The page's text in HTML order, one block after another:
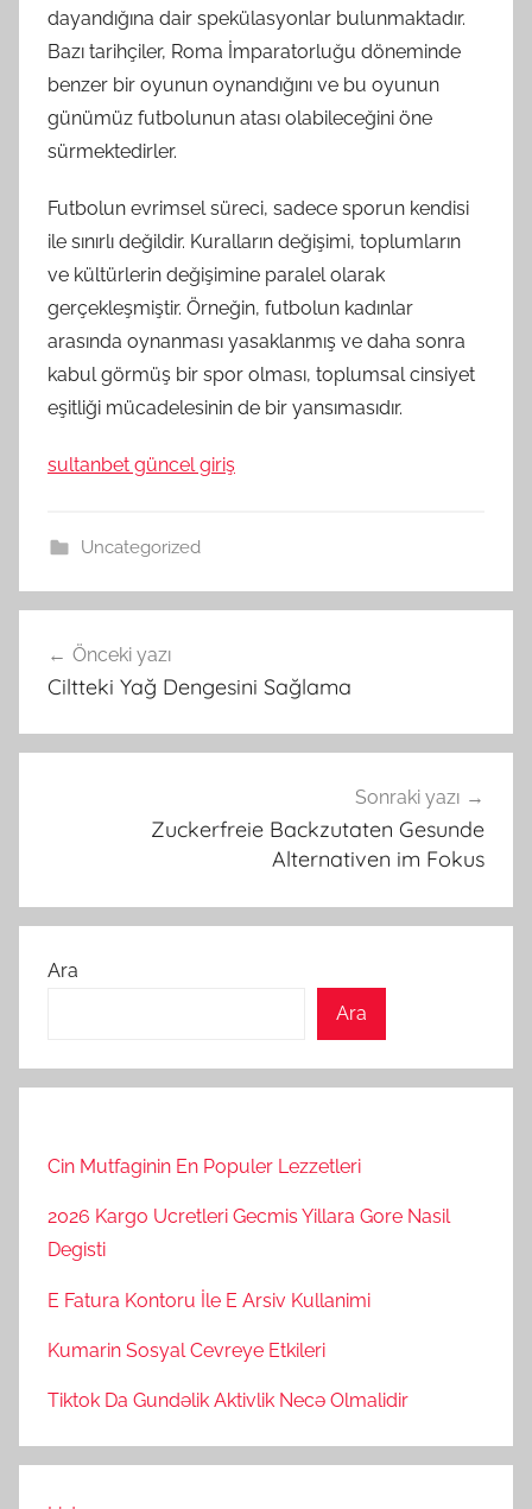
dayandığına dair spekülasyonlar bulunmaktadır.
Bazı tarihçiler, Roma İmparatorluğu döneminde
benzer bir oyunun oynandığını ve bu oyunun
günümüz futbolunun atası olabileceğini öne
sürmektedirler.
Futbolun evrimsel süreci, sadece sporun kendisi
ile sınırlı değildir. Kuralların değişimi, toplumların
ve kültürlerin değişimine paralel olarak
gerçekleşmiştir. Örneğin, futbolun kadınlar
arasında oynanması yasaklanmış ve daha sonra
kabul görmüş bir spor olması, toplumsal cinsiyet
eşitliği mücadelesinin de bir yansımasıdır.
sultanbet güncel giriş
Uncategorized
gezinmesi
Önceki yazı
Ciltteki Yağ Dengesini Sağlama
Sonraki yazı
Zuckerfreie Backzutaten Gesunde
Alternativen im Fokus
Ara
Ara
Cin Mutfaginin En Populer Lezzetleri
2026 Kargo Ucretleri Gecmis Yillara Gore Nasil
Degisti
E Fatura Kontoru İle E Arsiv Kullanimi
Kumarin Sosyal Cevreye Etkileri
Tiktok Da Gundəlik Aktivlik Necə Olmalidir